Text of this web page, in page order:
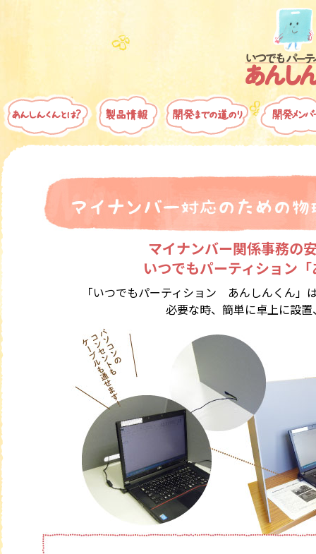
マイナンバー関係事務の
いつでもパーティション
「いつでもパーティション あんしんくん」
必要な時、簡単に卓上に設